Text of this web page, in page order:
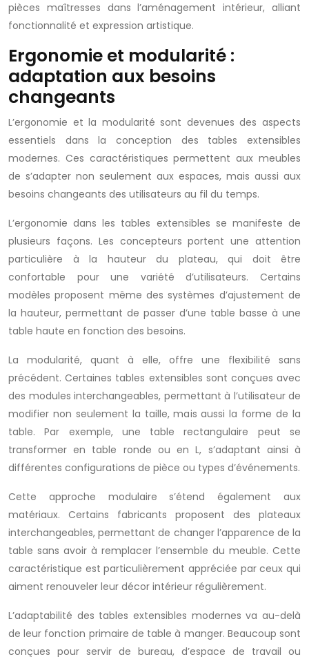
pièces maîtresses dans l’aménagement intérieur, alliant
fonctionnalité et expression artistique.
Ergonomie et modularité :
adaptation aux besoins
changeants
L’ergonomie et la modularité sont devenues des aspects
essentiels dans la conception des tables extensibles
modernes. Ces caractéristiques permettent aux meubles
de s’adapter non seulement aux espaces, mais aussi aux
besoins changeants des utilisateurs au fil du temps.
L’ergonomie dans les tables extensibles se manifeste de
plusieurs façons. Les concepteurs portent une attention
particulière à la hauteur du plateau, qui doit être
confortable pour une variété d’utilisateurs. Certains
modèles proposent même des systèmes d’ajustement de
la hauteur, permettant de passer d’une table basse à une
table haute en fonction des besoins.
La modularité, quant à elle, offre une flexibilité sans
précédent. Certaines tables extensibles sont conçues avec
des modules interchangeables, permettant à l’utilisateur de
modifier non seulement la taille, mais aussi la forme de la
table. Par exemple, une table rectangulaire peut se
transformer en table ronde ou en L, s’adaptant ainsi à
différentes configurations de pièce ou types d’événements.
Cette approche modulaire s’étend également aux
matériaux. Certains fabricants proposent des plateaux
interchangeables, permettant de changer l’apparence de la
table sans avoir à remplacer l’ensemble du meuble. Cette
caractéristique est particulièrement appréciée par ceux qui
aiment renouveler leur décor intérieur régulièrement.
L’adaptabilité des tables extensibles modernes va au-delà
de leur fonction primaire de table à manger. Beaucoup sont
conçues pour servir de bureau, d’espace de travail ou